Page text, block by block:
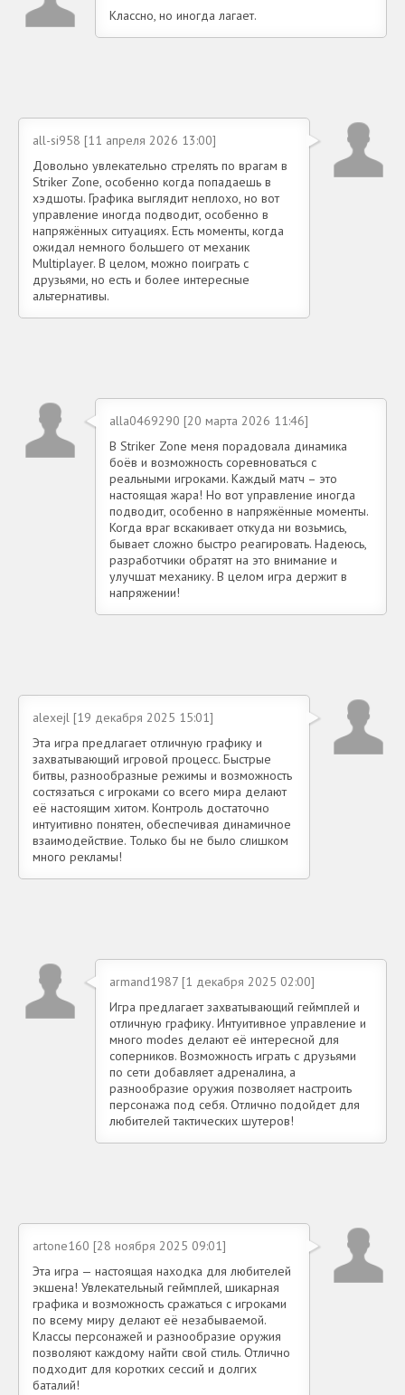
Классно, но иногда лагает.
all-si958 [11 апреля 2026 13:00]
Довольно увлекательно стрелять по врагам в
Striker Zone, особенно когда попадаешь в
хэдшоты. Графика выглядит неплохо, но вот
управление иногда подводит, особенно в
напряжённых ситуациях. Есть моменты, когда
ожидал немного большего от механик
Multiplayer. В целом, можно поиграть с
друзьями, но есть и более интересные
альтернативы.
alla0469290 [20 марта 2026 11:46]
В Striker Zone меня порадовала динамика
боёв и возможность соревноваться с
реальными игроками. Каждый матч – это
настоящая жара! Но вот управление иногда
подводит, особенно в напряжённые моменты.
Когда враг вскакивает откуда ни возьмись,
бывает сложно быстро реагировать. Надеюсь,
разработчики обратят на это внимание и
улучшат механику. В целом игра держит в
напряжении!
alexejl [19 декабря 2025 15:01]
Эта игра предлагает отличную графику и
захватывающий игровой процесс. Быстрые
битвы, разнообразные режимы и возможность
состязаться с игроками со всего мира делают
её настоящим хитом. Контроль достаточно
интуитивно понятен, обеспечивая динамичное
взаимодействие. Только бы не было слишком
много рекламы!
armand1987 [1 декабря 2025 02:00]
Игра предлагает захватывающий геймплей и
отличную графику. Интуитивное управление и
много modes делают её интересной для
соперников. Возможность играть с друзьями
по сети добавляет адреналина, а
разнообразие оружия позволяет настроить
персонажа под себя. Отлично подойдет для
любителей тактических шутеров!
artone160 [28 ноября 2025 09:01]
Эта игра — настоящая находка для любителей
экшена! Увлекательный геймплей, шикарная
графика и возможность сражаться с игроками
по всему миру делают её незабываемой.
Классы персонажей и разнообразие оружия
позволяют каждому найти свой стиль. Отлично
подходит для коротких сессий и долгих
баталий!